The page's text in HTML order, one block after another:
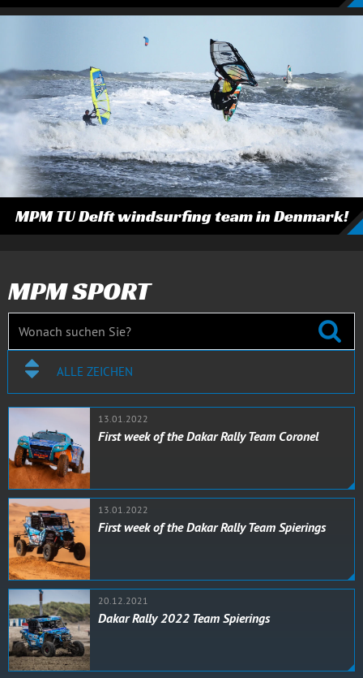
MPM TU Delft windsurfing team in Denmark!
MPM SPORT
ALLE ZEICHEN
13.01.2022
First week of the Dakar Rally Team Coronel
13.01.2022
First week of the Dakar Rally Team Spierings
20.12.2021
Dakar Rally 2022 Team Spierings